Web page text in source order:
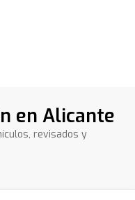
en Alicante
revisados y